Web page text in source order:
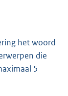
het woord
die
5